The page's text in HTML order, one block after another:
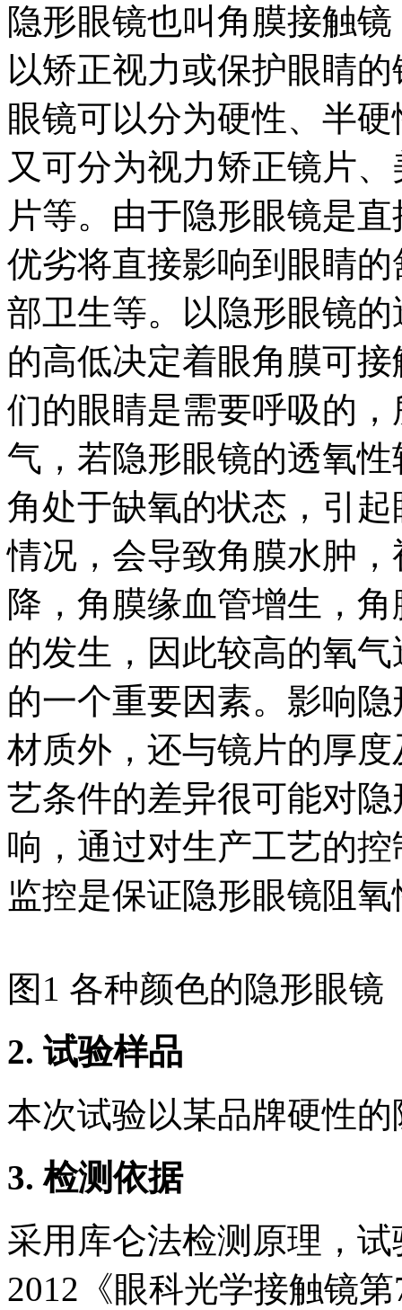
隐形眼镜也叫角膜接触
以矫正视力或保护眼睛
眼镜可以分为硬性、半
又可分为视力矫正镜片
片等。由于隐形眼镜是
优劣将直接影响到眼睛
部卫生等。以隐形眼镜
的高低决定着眼角膜可
们的眼睛是需要呼吸的
气，若隐形眼镜的透氧
角处于缺氧的状态，引
情况，会导致角膜水肿
降，角膜缘血管增生，
的发生，因此较高的氧
的一个重要因素。影响
材质外，还与镜片的厚
艺条件的差异很可能对
响，通过对生产工艺的
监控是保证隐形眼镜阻
图1 各种颜色的隐形眼镜
2. 试验样品
本次试验以某品牌硬性
3.检测依据
采用库仑法检测原理，试
2012《眼科光学接触镜